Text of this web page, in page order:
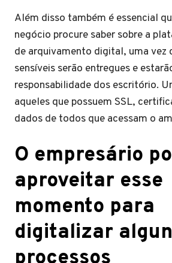
Além disso também é essencial
negócio procure saber sobre a
de arquivamento digital, uma vez
sensíveis serão entregues e
responsabilidade dos escritório.
aqueles que possuem SSL,
dados de todos que acessam o
O empresário
aproveitar esse
momento para
digitalizar